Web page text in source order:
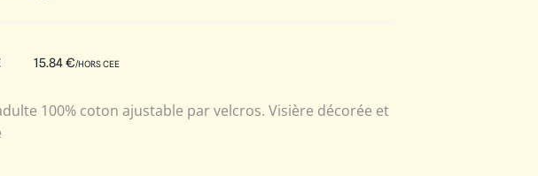
15.84€/HORS CEE
100% coton ajustable par velcros. Visière décorée et